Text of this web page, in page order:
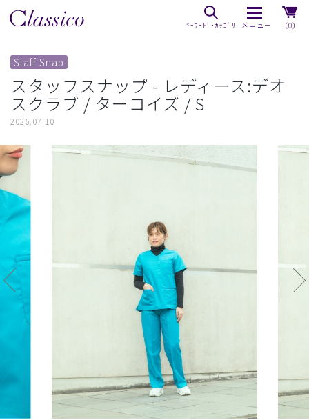
（0）
Staff Snap
スタッフスナップ - レディース:デオ
スクラブ / ターコイズ / S
2026.07.10